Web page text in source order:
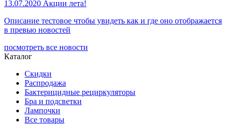
13.07.2020 Акции лета!
Описание тестовое чтобы увидеть как и где оно отображается
в превью новостей
посмотреть все новости
Каталог
Скидки
Распродажа
Бактерицидные рециркуляторы
Бра и подсветки
Лампочки
Все товары